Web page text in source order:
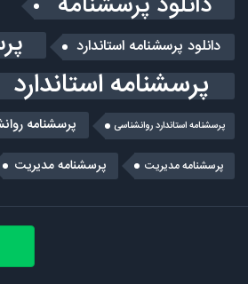
دانلود پرسشنامه استاندارد
پرسشنامه استاندارد
پرسشنامه استاندارد روانشناسی پرسشنامه
پرسشنامه مديريت پرسشنامه مدیریت